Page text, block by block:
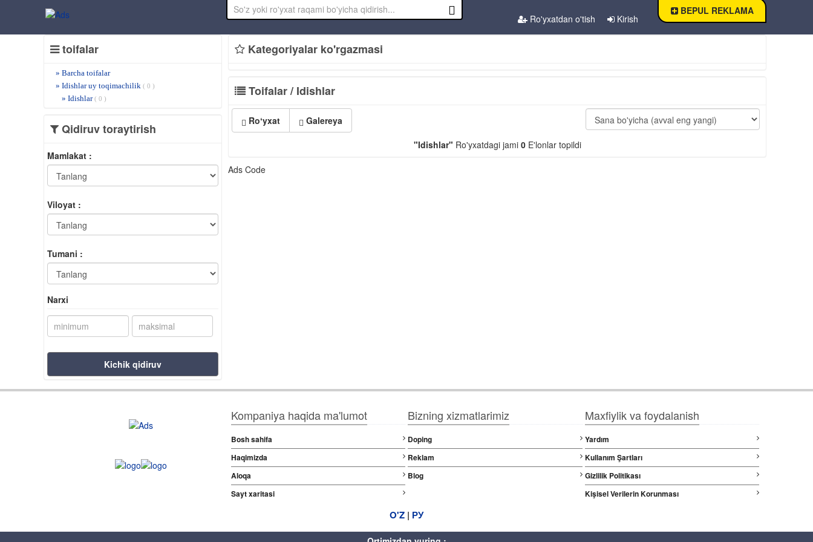
Ro'yxatdan o'tish Kirish
BEPUL REKLAMA
toifalar
» Barcha toifalar
» Idishlar uy toqimachilik ( 0 )
» Idishlar( 0 )
Qidiruv toraytirish
Mamlakat :
Viloyat :
Tumani :
Narxi
Kichik qidiruv
Kategoriyalar ko'rgazmasi
Toifalar / Idishlar
Roʻyxat
Galereya
"Idishlar" Ro'yxatdagi jami 0E'lonlar topildi
Ads Code
Kompaniya haqida ma'lumot
Bosh sahifa
Haqimizda
Aloqa
Sayt xaritasi
Bizning xizmatlarimiz
Doping
Reklam
Blog
Maxfiylik va foydalanish
Yardım
Kullanım Şartları
Gizlilik Politikası
Kişisel Verilerin Korunması
O'Z | РУ